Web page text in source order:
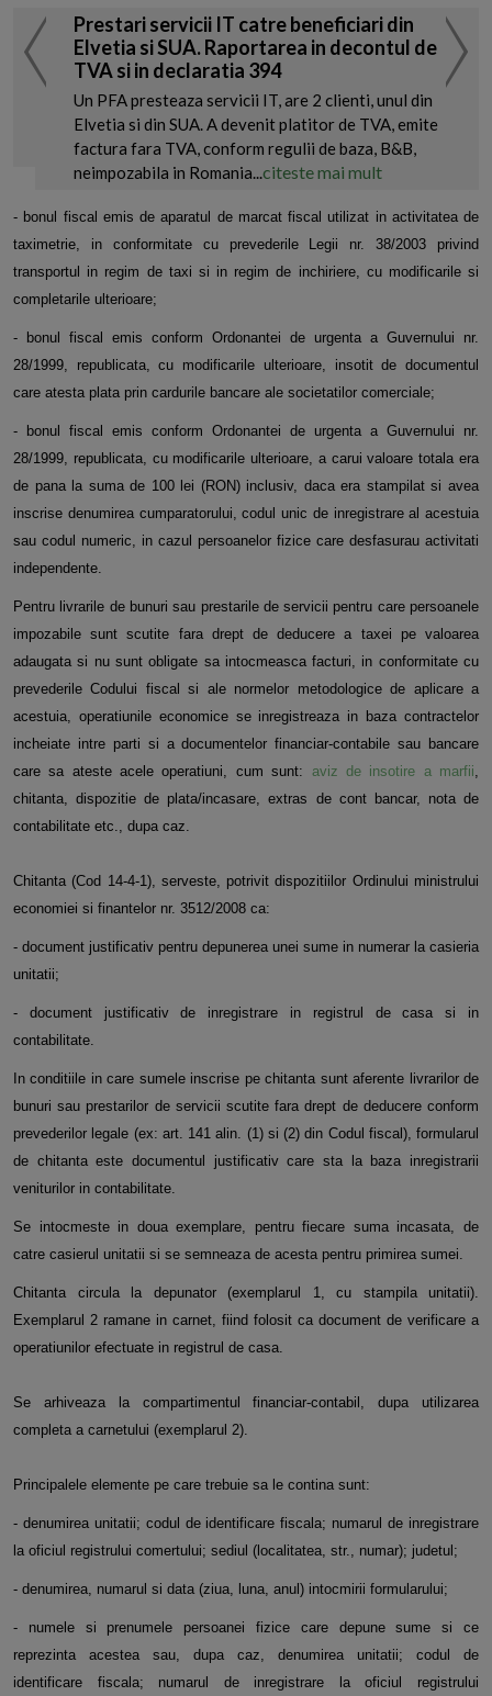
Prestari servicii IT catre beneficiari din
Elvetia si SUA. Raportarea in decontul de
TVA si in declaratia 394
Un PFA presteaza servicii IT, are 2 clienti, unul din
Elvetia si din SUA. A devenit platitor de TVA, emite
factura fara TVA, conform regulii de baza, B&B,
neimpozabila in Romania...citeste mai mult
- bonul fiscal emis de aparatul de marcat fiscal utilizat in activitatea de
taximetrie, in conformitate cu prevederile Legii nr. 38/2003 privind
transportul in regim de taxi si in regim de inchiriere, cu modificarile si
completarile ulterioare;
- bonul fiscal emis conform Ordonantei de urgenta a Guvernului nr.
28/1999, republicata, cu modificarile ulterioare, insotit de documentul
care atesta plata prin cardurile bancare ale societatilor comerciale;
- bonul fiscal emis conform Ordonantei de urgenta a Guvernului nr.
28/1999, republicata, cu modificarile ulterioare, a carui valoare totala era
de pana la suma de 100 lei (RON) inclusiv, daca era stampilat si avea
inscrise denumirea cumparatorului, codul unic de inregistrare al acestuia
sau codul numeric, in cazul persoanelor fizice care desfasurau activitati
independente.
Pentru livrarile de bunuri sau prestarile de servicii pentru care persoanele
impozabile sunt scutite fara drept de deducere a taxei pe valoarea
adaugata si nu sunt obligate sa intocmeasca facturi, in conformitate cu
prevederile Codului fiscal si ale normelor metodologice de aplicare a
acestuia, operatiunile economice se inregistreaza in baza contractelor
incheiate intre parti si a documentelor financiar-contabile sau bancare
care sa ateste acele operatiuni, cum sunt: aviz de insotire a marfii,
chitanta, dispozitie de plata/incasare, extras de cont bancar, nota de
contabilitate etc., dupa caz.
Chitanta (Cod 14-4-1), serveste, potrivit dispozitiilor Ordinului ministrului
economiei si finantelor nr. 3512/2008 ca:
- document justificativ pentru depunerea unei sume in numerar la casieria
unitatii;
- document justificativ de inregistrare in registrul de casa si in
contabilitate.
In conditiile in care sumele inscrise pe chitanta sunt aferente livrarilor de
bunuri sau prestarilor de servicii scutite fara drept de deducere conform
prevederilor legale (ex: art. 141 alin. (1) si (2) din Codul fiscal), formularul
de chitanta este documentul justificativ care sta la baza inregistrarii
veniturilor in contabilitate.
Se intocmeste in doua exemplare, pentru fiecare suma incasata, de
catre casierul unitatii si se semneaza de acesta pentru primirea sumei.
Chitanta circula la depunator (exemplarul 1, cu stampila unitatii).
Exemplarul 2 ramane in carnet, fiind folosit ca document de verificare a
operatiunilor efectuate in registrul de casa.
Se arhiveaza la compartimentul financiar-contabil, dupa utilizarea
completa a carnetului (exemplarul 2).
Principalele elemente pe care trebuie sa le contina sunt:
- denumirea unitatii; codul de identificare fiscala; numarul de inregistrare
la oficiul registrului comertului; sediul (localitatea, str., numar); judetul;
- denumirea, numarul si data (ziua, luna, anul) intocmirii formularului;
- numele si prenumele persoanei fizice care depune sume si ce
reprezinta acestea sau, dupa caz, denumirea unitatii; codul de
identificare fiscala; numarul de inregistrare la oficiul registrului